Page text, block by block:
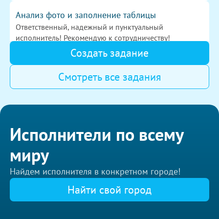
Анализ фото и заполнение таблицы
Ответственный, надежный и пунктуальный
исполнитель! Рекомендую к сотрудничеству!
Аудит менеджера по продажам
Великолепная работа, рекомендую исполнителя
Курсовая работа на тему: Организаци
Все замечательно. Делает правки, выслушивает
заказчика, делает так, как нужно. Огромное спасибо!
1000
Екатеринбург
Создать задание
Смотреть все задания
Исполнители по всему
миру
Найдем исполнителя в конкретном городе!
Найти свой город